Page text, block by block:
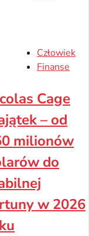
Człowiek
Finanse
Cage
– od
milionów
do
w 2026